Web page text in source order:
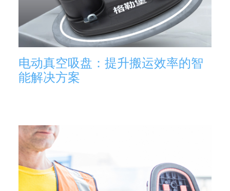
电动真空吸盘：提升搬运效率的智
能解决方案